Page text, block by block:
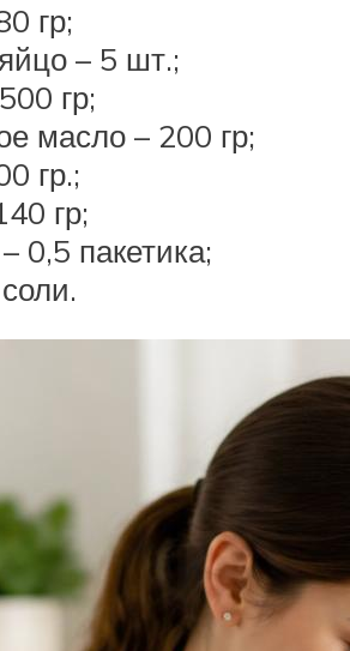
гр;
– 5 шт.;
гр;
масло – 200 гр;
гр.;
гр;
0,5 пакетика;